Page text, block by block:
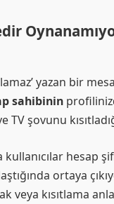
yazan bir
sahibinin
TV şovunu
hesap
ortaya
veya kısıtlama